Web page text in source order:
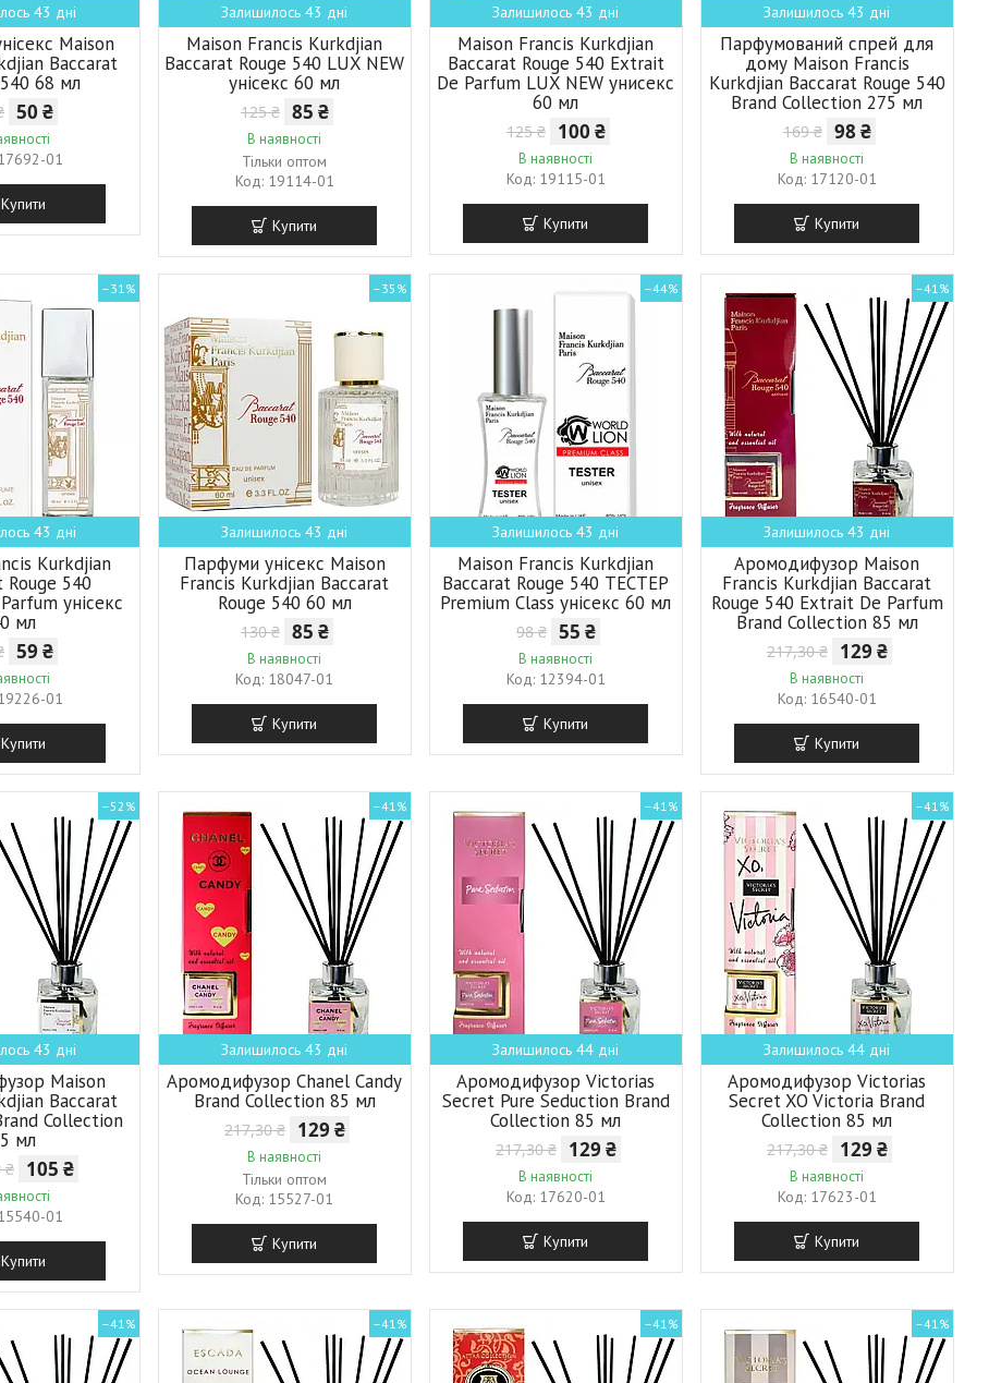
43 дні
Maison
Baccarat
68 мл
50 ₴
01
Купити
Залишилось 43 дні
Maison Francis Kurkdjian
Baccarat Rouge 540 LUX NEW
унісекс 60 мл
125 ₴ 85 ₴
В наявності
Тільки оптом
19114-01
Купити
Залишилось 43 дні
Maison Francis Kurkdjian
Baccarat Rouge 540 Extrait
De Parfum LUX NEW унисекс
60 мл
125 ₴ 100 ₴
В наявності
19115-01
Купити
Залишилось 43 дні
Парфумований спрей для
дому Maison Francis
Kurkdjian Baccarat Rouge 540
Brand Collection 275 мл
169 ₴ 98 ₴
В наявності
17120-01
Купити
–31%
43 дні
Kurkdjian
Rouge 540
унісекс
мл
59 ₴
01
Купити
–35%
Залишилось 43 дні
Парфуми унісекс Maison
Francis Kurkdjian Baccarat
Rouge 540 60 мл
130 ₴ 85 ₴
В наявності
18047-01
Купити
–44%
Залишилось 43 дні
Maison Francis Kurkdjian
Baccarat Rouge 540 ТЕСТЕР
Premium Class унісекс 60 мл
98 ₴ 55 ₴
В наявності
12394-01
Купити
–41%
Залишилось 43 дні
Аромодифузор Maison
Francis Kurkdjian Baccarat
Rouge 540 Extrait De Parfum
Brand Collection 85 мл
217,30 ₴ 129 ₴
В наявності
16540-01
Купити
–52%
43 дні
Maison
Baccarat
Collection
мл
₴ 105 ₴
01
Купити
–41%
Залишилось 43 дні
Аромодифузор Chanel Candy
Brand Collection 85 мл
217,30 ₴ 129 ₴
В наявності
Тільки оптом
15527-01
Купити
–41%
Залишилось 44 дні
Аромодифузор Victorias
Secret Pure Seduction Brand
Collection 85 мл
217,30 ₴ 129 ₴
В наявності
17620-01
Купити
–41%
Залишилось 44 дні
Аромодифузор Victorias
Secret XO Victoria Brand
Collection 85 мл
217,30 ₴ 129 ₴
В наявності
17623-01
Купити
–41% –41% –41% –41%